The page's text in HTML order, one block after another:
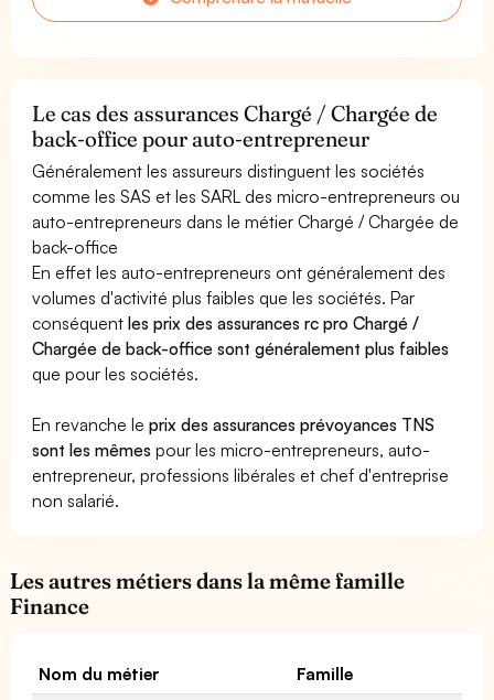
Le cas des assurances Chargé / Chargée de
back-office pour auto-entrepreneur
Généralement les assureurs distinguent les sociétés
comme les SAS et les SARL des micro-entrepreneurs ou
auto-entrepreneurs dans le métier Chargé / Chargée de
back-office
En effet les auto-entrepreneurs ont généralement des
volumes d'activité plus faibles que les sociétés. Par
conséquentles prix des assurances rc pro Chargé /
Chargée de back-office sont généralement plus faibles
que pour les sociétés.
En revanche leprix des assurances prévoyances TNS
sont les mêmes pour les micro-entrepreneurs, auto-
entrepreneur, professions libérales et chef d'entreprise
non salarié.
Les autres métiers dans la même famille
Finance
Nom du métier
Famille